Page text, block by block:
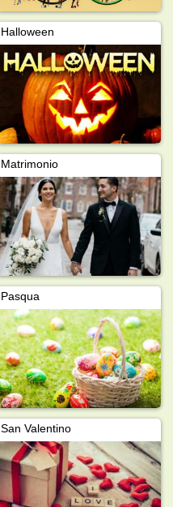
Halloween
Matrimonio
Pasqua
San Valentino